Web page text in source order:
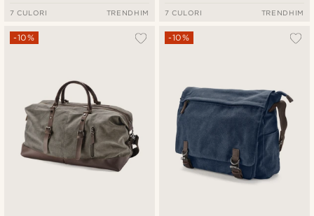
7 CULORI TRENDHIM 7 CULORI TRENDHIM
-10% -10%